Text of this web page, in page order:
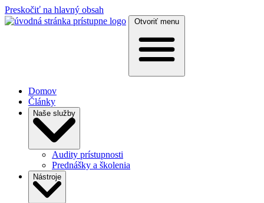
Preskočiť na hlavný obsah
Otvoriť menu
Domov
Články
Naše služby
Audity prístupnosti
Prednášky a školenia
Nástroje